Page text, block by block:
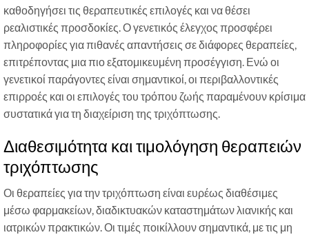
καθοδηγήσει τις θεραπευτικές επιλογές και να θέσει
ρεαλιστικές προσδοκίες. Ο γενετικός έλεγχος προσφέρει
πληροφορίες για πιθανές απαντήσεις σε διάφορες θεραπείες,
επιτρέποντας μια πιο εξατομικευμένη προσέγγιση. Ενώ οι
γενετικοί παράγοντες είναι σημαντικοί, οι περιβαλλοντικές
επιρροές και οι επιλογές του τρόπου ζωής παραμένουν κρίσιμα
συστατικά για τη διαχείριση της τριχόπτωσης.
Διαθεσιμότητα και τιμολόγηση θεραπειών
τριχόπτωσης
Οι θεραπείες για την τριχόπτωση είναι ευρέως διαθέσιμες
μέσω φαρμακείων, διαδικτυακών καταστημάτων λιανικής και
ιατρικών πρακτικών. Οι τιμές ποικίλλουν σημαντικά, με τις μη